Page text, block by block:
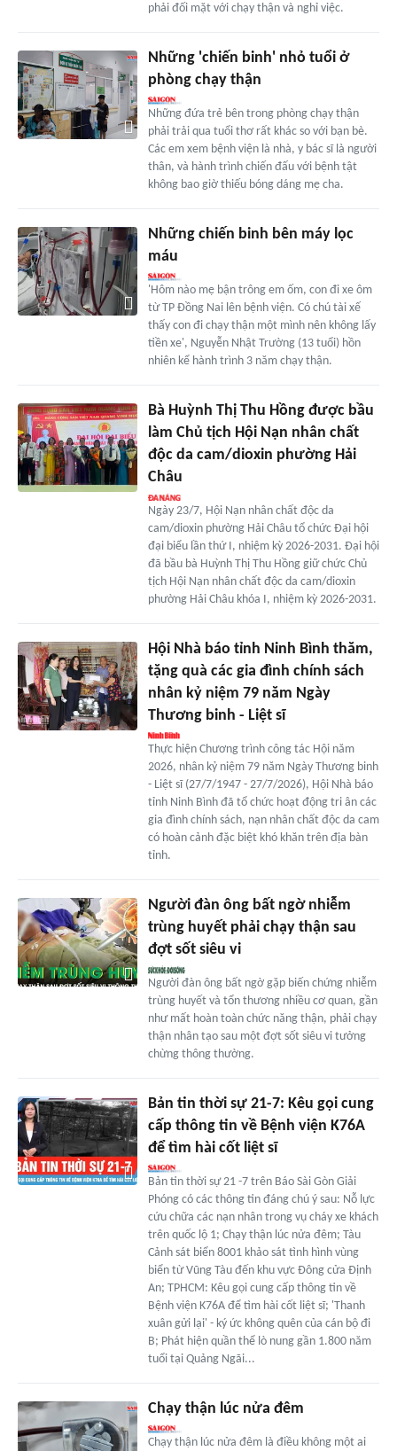
phải đối mặt với chạy thận và nghỉ việc.
Những 'chiến binh' nhỏ tuổi ở
phòng chạy thận
Những đứa trẻ bên trong phòng chạy thận
phải trải qua tuổi thơ rất khác so với bạn bè.
Các em xem bệnh viện là nhà, y bác sĩ là người
thân, và hành trình chiến đấu với bệnh tật
không bao giờ thiếu bóng dáng mẹ cha.
Những chiến binh bên máy lọc
máu
'Hôm nào mẹ bận trông em ốm, con đi xe ôm
từ TP Đồng Nai lên bệnh viện. Có chú tài xế
thấy con đi chạy thận một mình nên không lấy
tiền xe', Nguyễn Nhật Trường (13 tuổi) hồn
nhiên kể hành trình 3 năm chạy thận.
Bà Huỳnh Thị Thu Hồng được bầu
làm Chủ tịch Hội Nạn nhân chất
độc da cam/dioxin phường Hải
Châu
Ngày 23/7, Hội Nạn nhân chất độc da
cam/dioxin phường Hải Châu tổ chức Đại hội
đại biểu lần thứ I, nhiệm kỳ 2026-2031. Đại hội
đã bầu bà Huỳnh Thị Thu Hồng giữ chức Chủ
tịch Hội Nạn nhân chất độc da cam/dioxin
phường Hải Châu khóa I, nhiệm kỳ 2026-2031.
Hội Nhà báo tỉnh Ninh Bình thăm,
tặng quà các gia đình chính sách
nhân kỷ niệm 79 năm Ngày
Thương binh - Liệt sĩ
Thực hiện Chương trình công tác Hội năm
2026, nhân kỷ niệm 79 năm Ngày Thương binh
- Liệt sĩ (27/7/1947 - 27/7/2026), Hội Nhà báo
tỉnh Ninh Bình đã tổ chức hoạt động tri ân các
gia đình chính sách, nạn nhân chất độc da cam
có hoàn cảnh đặc biệt khó khăn trên địa bàn
tỉnh.
Người đàn ông bất ngờ nhiễm
trùng huyết phải chạy thận sau
đợt sốt siêu vi
Người đàn ông bất ngờ gặp biến chứng nhiễm
trùng huyết và tổn thương nhiều cơ quan, gần
như mất hoàn toàn chức năng thận, phải chạy
thận nhân tạo sau một đợt sốt siêu vi tưởng
chừng thông thường.
Bản tin thời sự 21-7: Kêu gọi cung
cấp thông tin về Bệnh viện K76A
để tìm hài cốt liệt sĩ
Bản tin thời sự 21 -7 trên Báo Sài Gòn Giải
Phóng có các thông tin đáng chú ý sau: Nỗ lực
cứu chữa các nạn nhân trong vụ cháy xe khách
trên quốc lộ 1; Chạy thận lúc nửa đêm; Tàu
Cảnh sát biển 8001 khảo sát tình hình vùng
biển từ Vũng Tàu đến khu vực Đông cửa Định
An; TPHCM: Kêu gọi cung cấp thông tin về
Bệnh viện K76A để tìm hài cốt liệt sĩ; 'Thanh
xuân gửi lại' - ký ức không quên của cán bộ đi
B; Phát hiện quần thể lò nung gần 1.800 năm
tuổi tại Quảng Ngãi...
Chạy thận lúc nửa đêm
Chạy thận lúc nửa đêm là điều không một ai